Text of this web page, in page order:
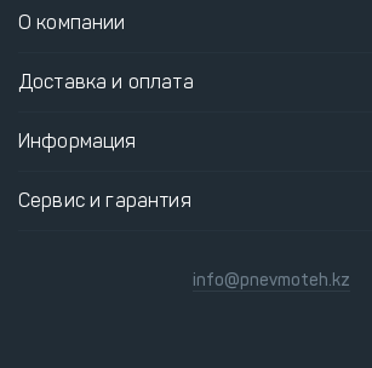
О компании
Доставка и оплата
Информация
Сервис и гарантия
info@pnevmoteh.kz